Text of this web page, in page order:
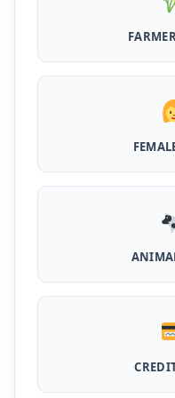
Airtel Payment
अब एयरटेल पेमेंट बैंक
लोन, अभी ऐसे आपके
Flipkart Loan
किसी झंझट से
Canara Bank
कैनरा बैंक से घर बैठे ले
PM KCC Loan: इस
क्रेडिट कार्ड, घर बैठे
आसानी से कर सकती है
Kotak Saving
घर बैठे खोले ये जीरो